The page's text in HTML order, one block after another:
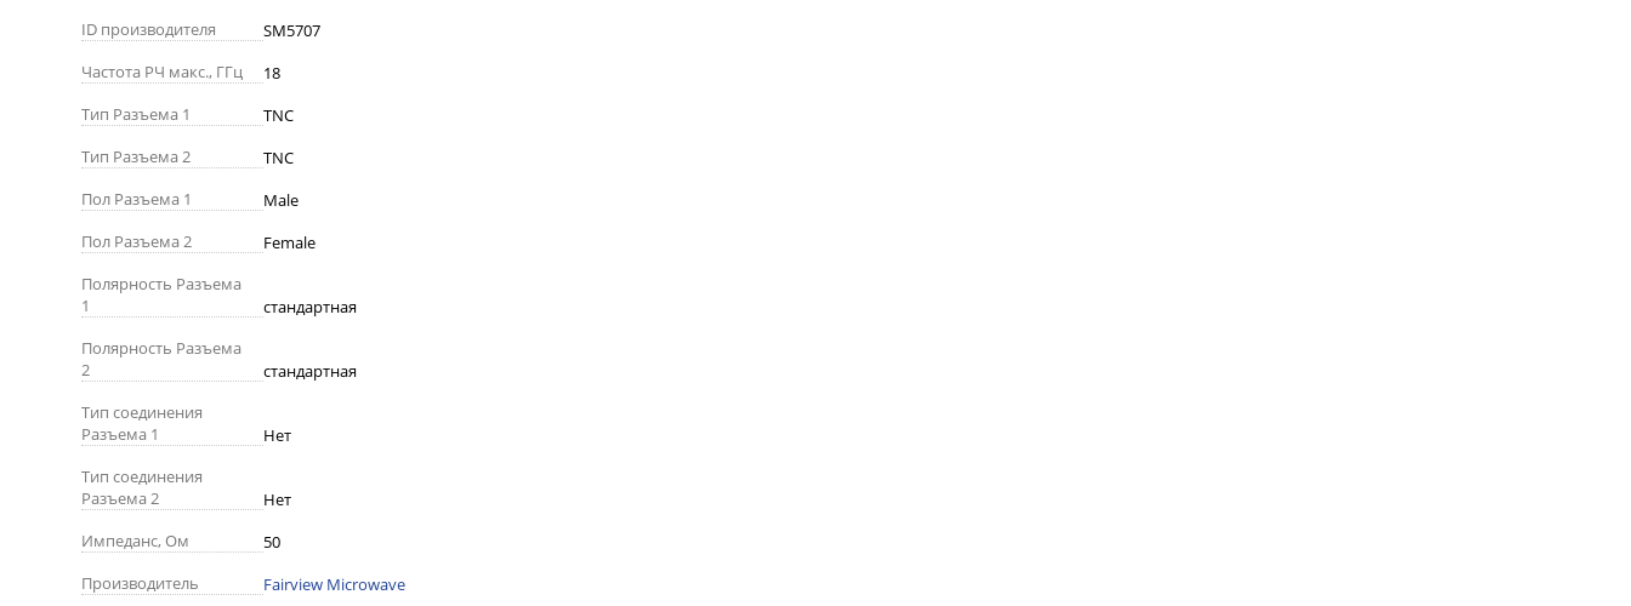
ID производителя
SM5707
Частота РЧ макс., ГГц
18
Тип Разъема 1
TNC
Тип Разъема 2
TNC
Пол Разъема 1
Male
Пол Разъема 2
Female
Полярность Разъема
1
стандартная
Полярность Разъема
2
стандартная
Тип соединения
Разъема 1
Нет
Тип соединения
Разъема 2
Нет
Импеданс, Ом
50
Производитель
Fairview Microwave